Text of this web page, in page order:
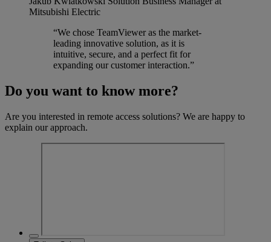
Mitsubishi Electric
“We chose TeamViewer as the market-
leading innovative solution, as it is
intuitive, secure, and a perfect fit for
expanding our customer interaction.”
Do you want to know more?
Are you interested in remote access solutions? We are happy to
explain our approach.